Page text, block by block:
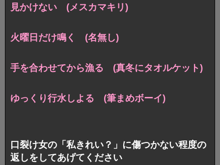
見かけない (メスカマキリ)
火曜日だけ鳴く (名無し)
手を合わせてから漁る (真冬にタオルケット)
ゆっくり行水しよる (筆まめボーイ)
口裂け女の「私きれい？」に傷つかない程度の
返しをしてあげてください